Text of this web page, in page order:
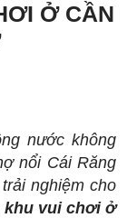
Ở CẦN
nước không
nổi Cái Răng
nghiệm cho
khu vui chơi ở